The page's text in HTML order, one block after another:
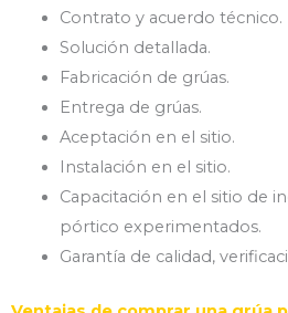
Contrato y acuerdo técnico.
Solución detallada.
Fabricación de grúas.
Entrega de grúas.
Aceptación en el sitio.
Instalación en el sitio.
Capacitación en el sitio de
pórtico experimentados.
Garantía de calidad,